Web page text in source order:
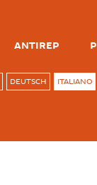
ANTIREP
DEUTSCH ITALIANO